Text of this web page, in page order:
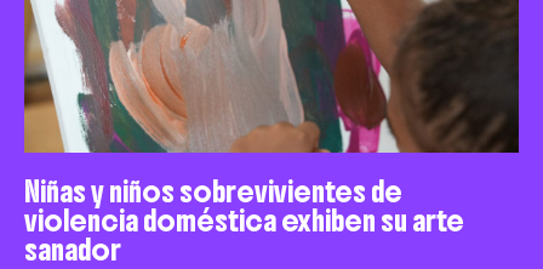
Niñas y niños sobrevivientes de
violencia doméstica exhiben su arte
sanador